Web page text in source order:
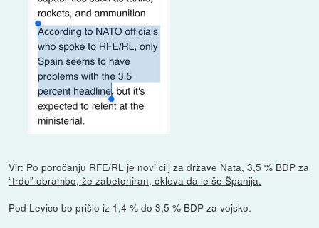
Vir: Po poročanju RFE/RL je novi cilj za države Nata, 3,5 % BDP za
“trdo” obrambo, že zabetoniran, okleva da le še Španija.
Pod Levico bo prišlo iz 1,4 % do 3,5 % BDP za vojsko.